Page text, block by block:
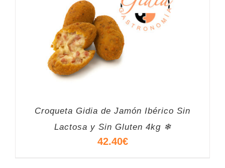
Croqueta Gidia de Jamón Ibérico Sin
Lactosa y Sin Gluten 4kg ❄
42.40€